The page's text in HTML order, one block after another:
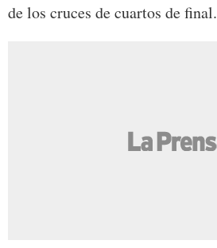
de los cruces de cuartos de final.